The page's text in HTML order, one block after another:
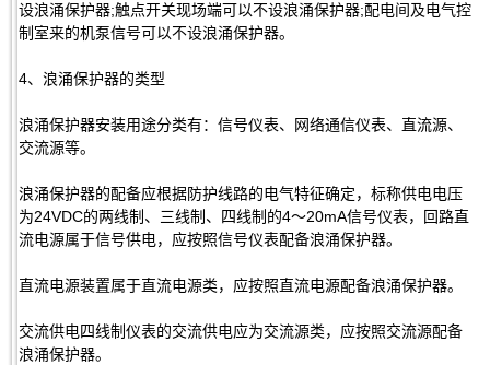
设浪涌保护器;触点开关现场端可以不设浪涌保护器;配电间及电气控
制室来的机泵信号可以不设浪涌保护器。
4、浪涌保护器的类型
浪涌保护器安装用途分类有：信号仪表、网络通信仪表、直流源、
交流源等。
浪涌保护器的配备应根据防护线路的电气特征确定，标称供电电压
为24VDC的两线制、三线制、四线制的4～20mA信号仪表，回路直
流电源属于信号供电，应按照信号仪表配备浪涌保护器。
直流电源装置属于直流电源类，应按照直流电源配备浪涌保护器。
交流供电四线制仪表的交流供电应为交流源类，应按照交流源配备
浪涌保护器。